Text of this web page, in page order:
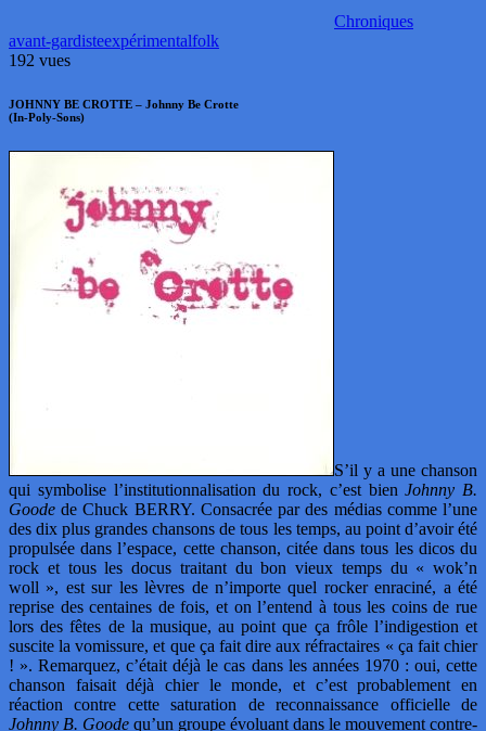
Chroniques
avant-gardisteexpérimentalfolk
192 vues
JOHNNY BE CROTTE – Johnny Be Crotte
(In-Poly-Sons)
S’il y a une chanson
qui symbolise l’institutionnalisation du rock, c’est bienJohnny B.
Goode de Chuck BERRY. Consacrée par des médias comme l’une
des dix plus grandes chansons de tous les temps, au point d’avoir été
propulsée dans l’espace, cette chanson, citée dans tous les dicos du
rock et tous les docus traitant du bon vieux temps du « wok’n
woll », est sur les lèvres de n’importe quel rocker enraciné, a été
reprise des centaines de fois, et on l’entend à tous les coins de rue
lors des fêtes de la musique, au point que ça frôle l’indigestion et
suscite la vomissure, et que ça fait dire aux réfractaires « ça fait chier
! ». Remarquez, c’était déjà le cas dans les années 1970 : oui, cette
chanson faisait déjà chier le monde, et c’est probablement en
réaction contre cette saturation de reconnaissance officielle de
Johnny B. Goode qu’un groupe évoluant dans le mouvement contre-